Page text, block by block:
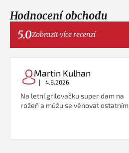
Hodnocení obchodu
5.0Zobrazit více recenzí
Martin Kulhan
| 4.8.2026
Na letní grilovačku super dam na
rožeň a můžu se věnovat ostatním